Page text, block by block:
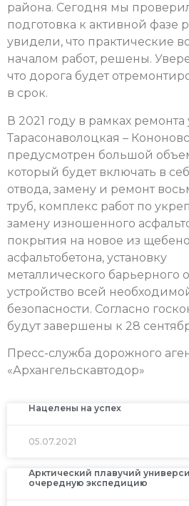
района. Сегодня мы
подготовка к активной фазе
увидели, что практические
началом работ, решены.
что дорога будет
в срок.
В 2021 году в рамках ремонта
Тарасонаволоцкая –
предусмотрен большой
который будет включать в
отвода, замену и ремонт
труб, комплекс работ по
замену изношенного
покрытия на новое из
асфальтобетона, установку
металлического барьерного
устройство всей
безопасности. Согласно
будут завершены к 28
Пресс-служба дорожного
«Архангельскавтодор»
Нацелены на успех
05.07.2021
Арктический плавучий
очередную экспедицию